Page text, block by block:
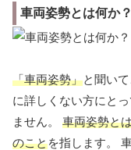
車両姿勢とは何か？
「車両姿勢」と聞い
に詳しくない方にと
ません。 車両姿勢と
のことを指します。